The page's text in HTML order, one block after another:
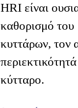
HRI είναι
καθορισμό
κυττάρων, τον
κύτταρο.